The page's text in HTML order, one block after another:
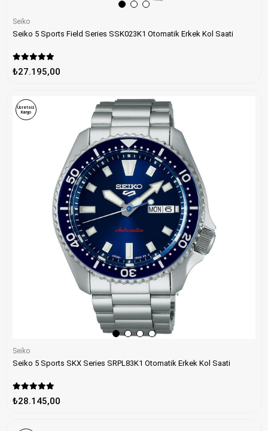
Seiko
Seiko 5 Sports Field Series SSK023K1 Otomatik Erkek Kol Saati
₺27.195,00
Seiko
Seiko 5 Sports SKX Series SRPL83K1 Otomatik Erkek Kol Saati
₺28.145,00
Ücretsiz
Kargo